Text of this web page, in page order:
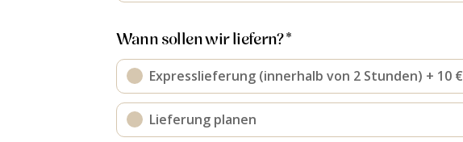
Wann sollen wir liefern? *
Expresslieferung (innerhalb von 2 Stunden) + 10 €
Lieferung planen